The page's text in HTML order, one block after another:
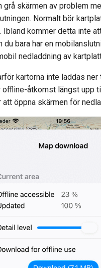
grå skärmen av problem
Normalt bör
Ibland kommer detta inte
du bara har en
nedladdning av
kartorna inte laddas ner
offline-åtkomst längst upp
öppna skärmen för